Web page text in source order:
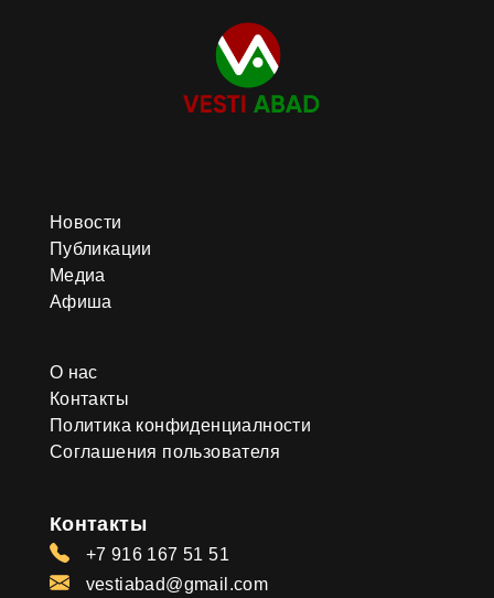
Новости
Публикации
Медиа
Афиша
О нас
Контакты
Политика конфиденциалности
Соглашения пользователя
Контакты
+7 916 167 51 51
vestiabad@gmail.com